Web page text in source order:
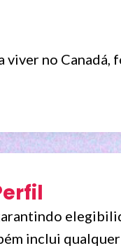
no Canadá,
inclui